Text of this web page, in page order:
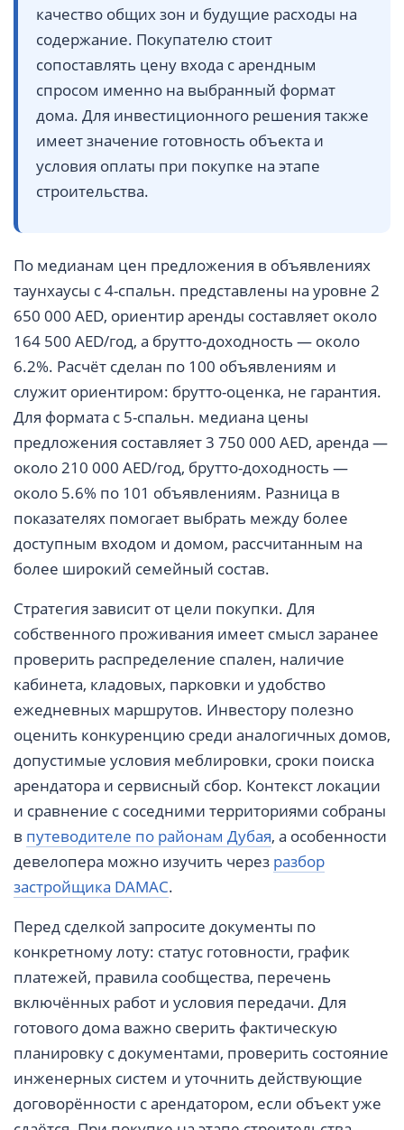
качество общих зон и будущие расходы на
содержание. Покупателю стоит
сопоставлять цену входа с арендным
спросом именно на выбранный формат
дома. Для инвестиционного решения также
имеет значение готовность объекта и
условия оплаты при покупке на этапе
строительства.
По медианам цен предложения в объявлениях
таунхаусы с 4-спальн. представлены на уровне 2
650 000 AED, ориентир аренды составляет около
164 500 AED/год, а брутто-доходность — около
6.2%. Расчёт сделан по 100 объявлениям и
служит ориентиром: брутто-оценка, не гарантия.
Для формата с 5-спальн. медиана цены
предложения составляет 3 750 000 AED, аренда —
около 210 000 AED/год, брутто-доходность —
около 5.6% по 101 объявлениям. Разница в
показателях помогает выбрать между более
доступным входом и домом, рассчитанным на
более широкий семейный состав.
Стратегия зависит от цели покупки. Для
собственного проживания имеет смысл заранее
проверить распределение спален, наличие
кабинета, кладовых, парковки и удобство
ежедневных маршрутов. Инвестору полезно
оценить конкуренцию среди аналогичных домов,
допустимые условия меблировки, сроки поиска
арендатора и сервисный сбор. Контекст локации
и сравнение с соседними территориями собраны
в путеводителе по районам Дубая, а особенности
девелопера можно изучить через разбор
застройщика DAMAC.
Перед сделкой запросите документы по
конкретному лоту: статус готовности, график
платежей, правила сообщества, перечень
включённых работ и условия передачи. Для
готового дома важно сверить фактическую
планировку с документами, проверить состояние
инженерных систем и уточнить действующие
договорённости с арендатором, если объект уже